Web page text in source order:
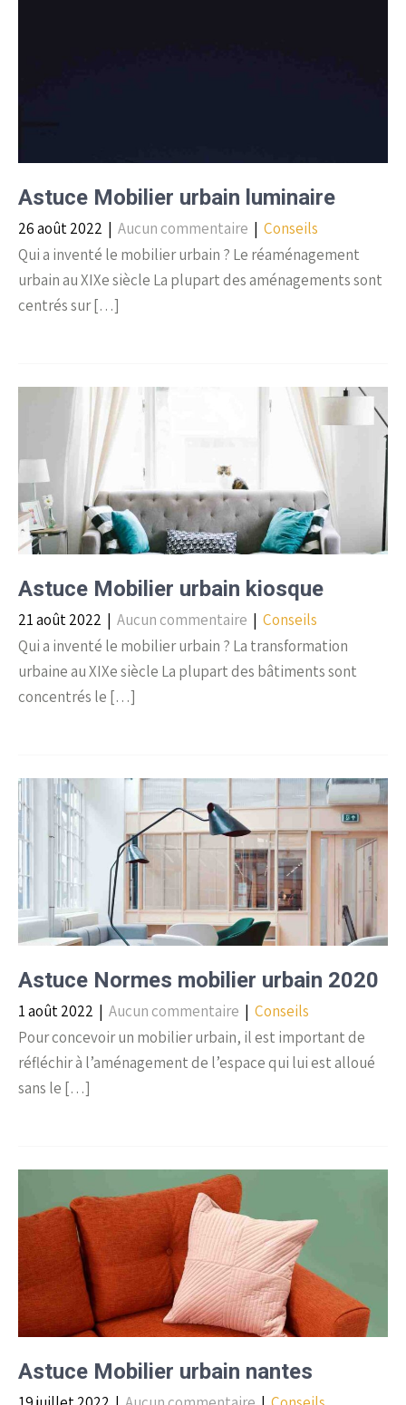
Astuce Mobilier urbain luminaire
26 août 2022 | Aucun commentaire | Conseils
Qui a inventé le mobilier urbain ? Le réaménagement
urbain au XIXe siècle La plupart des aménagements sont
centrés sur […]
Astuce Mobilier urbain kiosque
21 août 2022 | Aucun commentaire | Conseils
Qui a inventé le mobilier urbain ? La transformation
urbaine au XIXe siècle La plupart des bâtiments sont
concentrés le […]
Astuce Normes mobilier urbain 2020
1 août 2022 | Aucun commentaire | Conseils
Pour concevoir un mobilier urbain, il est important de
réfléchir à l’aménagement de l’espace qui lui est alloué
sans le […]
Astuce Mobilier urbain nantes